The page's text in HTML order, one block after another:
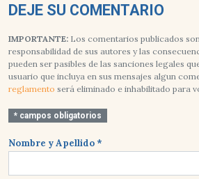
DEJE SU COMENTARIO
IMPORTANTE: Los comentarios publicados
responsabilidad de sus autores y las
pueden ser pasibles de las sanciones legales
usuario que incluya en sus mensajes algun
reglamento será eliminado e inhabilitado para
* campos obligatorios
Nombre y Apellido *